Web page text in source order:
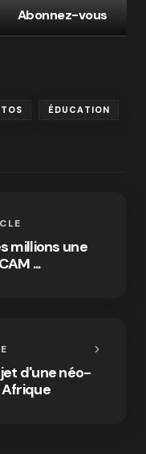
Abonnez-vous
ÉDUCATION
millions une
...
d'une néo-